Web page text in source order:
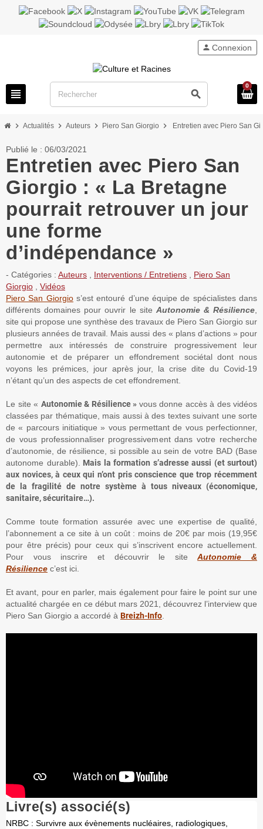
view_headline search
person Connexion
0
chevron_right Actualités chevron_right Auteurs chevron_right Piero San Giorgio chevron_right Entretien avec Piero San
Publié le : 06/03/2021
Entretien avec Piero San
Giorgio : « La Bretagne
pourrait retrouver un jour
une forme
d’indépendance »
- Catégories : Auteurs Interventions / Entretiens
Piero San
Giorgio
Vidéos
Piero San Giorgios’est entouré d’une équipe de spécialistes dans
différents domaines pour ouvrir le site Autonomie & Résilience
site qui propose une synthèse des travaux de Piero San Giorgio sur
plusieurs années de travail. Mais aussi des « plans d’actions » pour
permettre aux intéressés de construire progressivement leur
autonomie et de préparer un effondrement sociétal dont nous
voyons les prémices, jour après jour, la crise dite du Covid-19
n’étant qu’un des aspects de cet effondrement.
Le site « Autonomie & Résilience » vous donne accès à des vidéos
classées par thématique, mais aussi à des textes suivant une sorte
de « parcours initiatique » vous permettant de vous perfectionner,
de vous professionnaliser progressivement dans votre recherche
d’autonomie, de résilience, si possible au sein de votre BAD (Base
autonome durable).
Mais la formation s’adresse aussi (et surtout)
aux novices, à ceux qui n’ont pris conscience que trop récemment
de la fragilité de notre système à tous niveaux (économique,
sanitaire, sécuritaire…).
Comme toute formation assurée avec une expertise de qualité,
l’abonnement a ce site à un coût : moins de 20€ par mois (19,95€
pour être précis) pour ceux qui s’inscrivent encore actuellement.
Pour vous inscrire et découvrir le siteAutonomie &
Résilience c’est ici.
Et avant, pour en parler, mais également pour faire le point sur une
actualité chargée en ce début mars 2021, découvrez l’interview que
Piero San Giorgio a accordé à Breizh-Info
Livre(s) associé(s)
NRBC : Survivre aux évènements nucléaires, radiologiques,